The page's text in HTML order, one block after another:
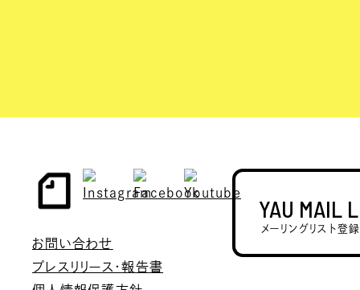
YAU MAIL
メーリングリスト登
お問い合わせ
プレスリリース・報告書